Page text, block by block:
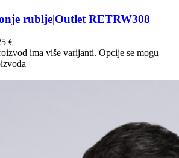
rublje|Outlet RETRW308
€
ima više varijanti. Opcije se mogu